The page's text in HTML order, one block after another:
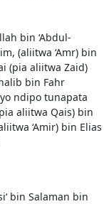
bin ‘Abdul-
(aliitwa ‘Amr) bin
(pia aliitwa Zaid)
bin Fahr
ndipo tunapata
aliitwa Qais) bin
‘Amir) bin Elias
bin Salaman bin